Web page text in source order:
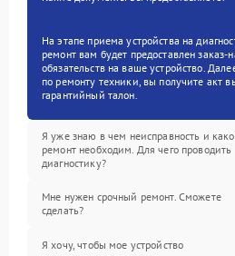
На этапе приема устройства на
ремонт вам будет предоставлен заказ-
обязательств на ваше устройство.
по ремонту техники, вы получите акт
гарантийный талон.
Я уже знаю в чем неисправность и
ремонт необходим. Для чего проводить
диагностику?
Мне нужен срочный ремонт. Сможете
сделать?
Я хочу, чтобы мое устройство